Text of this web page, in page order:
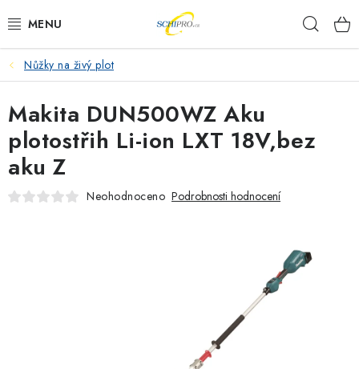
na
AKU NÁŘADÍ
ELEKTRICKÉ NÁŘADÍ
PŘÍSLUŠENSTVÍ
MĚŘÍCÍ TECHNIKA
Nůžky na živý plot
Makita DUN500WZ Aku
plotostřih Li-ion LXT 18V,bez
aku Z
Neohodnoceno Podrobnosti hodnocení